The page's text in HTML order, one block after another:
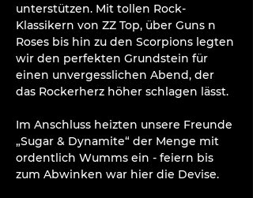
unterstützen. Mit tollen Rock-
Klassikern von ZZ Top, über Guns n
Roses bis hin zu den Scorpions legten
wir den perfekten Grundstein für
einen unvergesslichen Abend, der
das Rockerherz höher schlagen lässt.
Im Anschluss heizten unsere Freunde
„Sugar & Dynamite“ der Menge mit
ordentlich Wumms ein - feiern bis
zum Abwinken war hier die Devise.